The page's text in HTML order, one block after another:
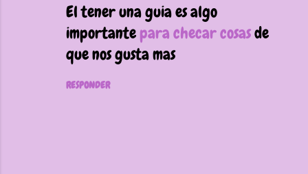
El tener una guia es algo
importantepara checar cosasde
que nos gusta mas
RESPONDER